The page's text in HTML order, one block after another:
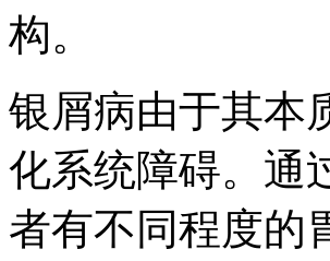
构。
银屑病由于其本
化系统障碍。通
者有不同程度的